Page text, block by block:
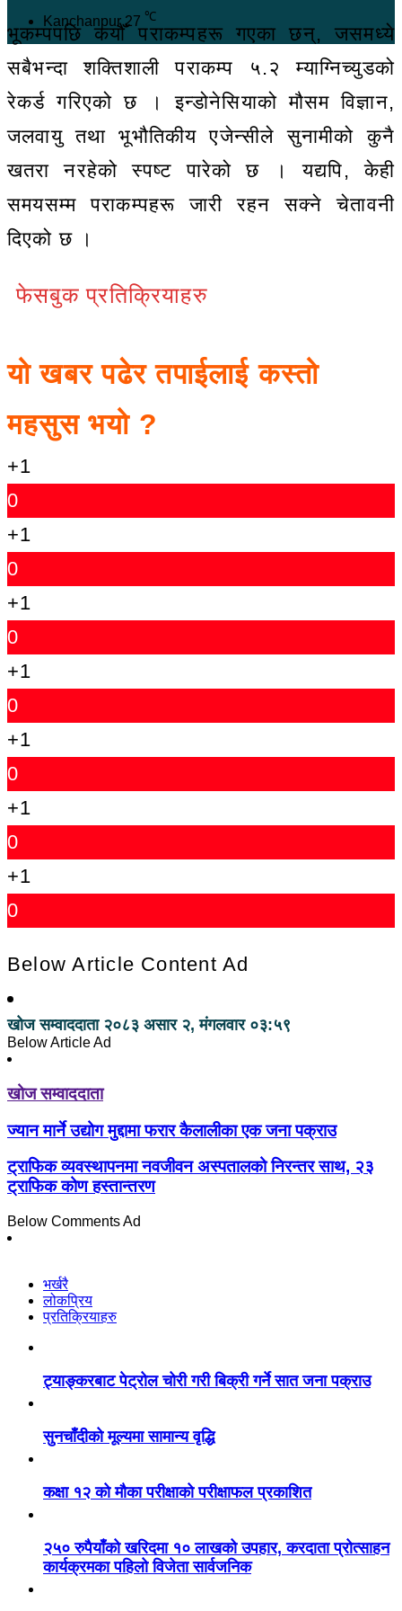
Kanchanpur 27 ℃
भूकम्पपछि कयौँ पराकम्पहरू गएका छन्, जसमध्ये
सबैभन्दा शक्तिशाली पराकम्प ५.२ म्याग्निच्युडको
रेकर्ड गरिएको छ । इन्डोनेसियाको मौसम विज्ञान,
जलवायु तथा भूभौतिकीय एजेन्सीले सुनामीको कुनै
खतरा नरहेको स्पष्ट पारेको छ । यद्यपि, केही
समयसम्म पराकम्पहरू जारी रहन सक्ने चेतावनी
दिएको छ ।
फेसबुक प्रतिक्रियाहरु
यो खबर पढेर तपाईलाई कस्तो
महसुस भयो ?
+1
0
+1
0
+1
0
+1
0
+1
0
+1
0
+1
0
Below Article Content Ad
खोज सम्वाददाता २०८३ असार २, मंगलवार ०३:५९
Below Article Ad
खोज सम्वाददाता
ज्यान मार्ने उद्योग मुद्दामा फरार कैलालीका एक जना पक्राउ
ट्राफिक व्यवस्थापनमा नवजीवन अस्पतालको निरन्तर साथ, २३
ट्राफिक कोण हस्तान्तरण
Below Comments Ad
भर्खरै
लोकप्रिय
प्रतिक्रियाहरु
ट्याङ्करबाट पेट्रोल चोरी गरी बिक्री गर्ने सात जना पक्राउ
सुनचाँदीको मूल्यमा सामान्य वृद्धि
कक्षा १२ को मौका परीक्षाको परीक्षाफल प्रकाशित
२५० रुपैयाँको खरिदमा १० लाखको उपहार, करदाता प्रोत्साहन
कार्यक्रमका पहिलो विजेता सार्वजनिक